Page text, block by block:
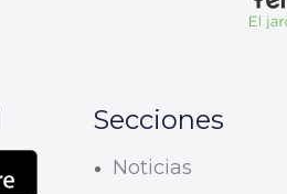
Secciones
Noticias